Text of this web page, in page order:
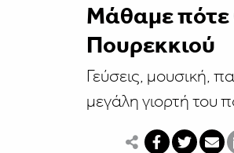
Μάθαμε πότε
Πουρεκκιού
Γεύσεις, μουσική,
μεγάλη γιορτή του